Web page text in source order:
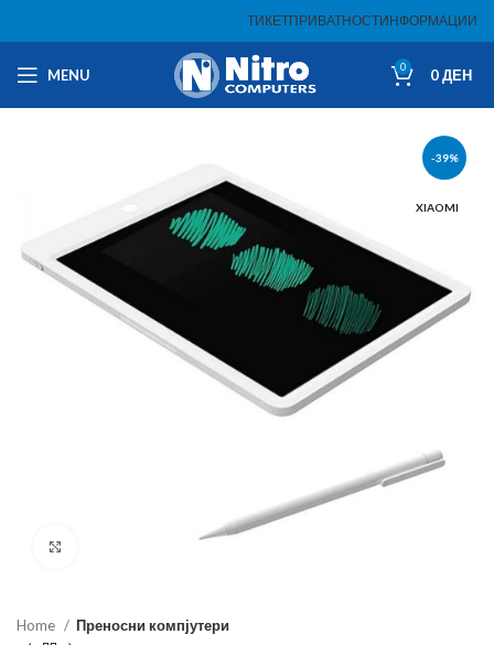
ТИКЕТПРИВАТНОСТИНФОРМАЦИИ
MENU 0 0ДЕН
-39%
XIAOMI
Home Преносни компјутери